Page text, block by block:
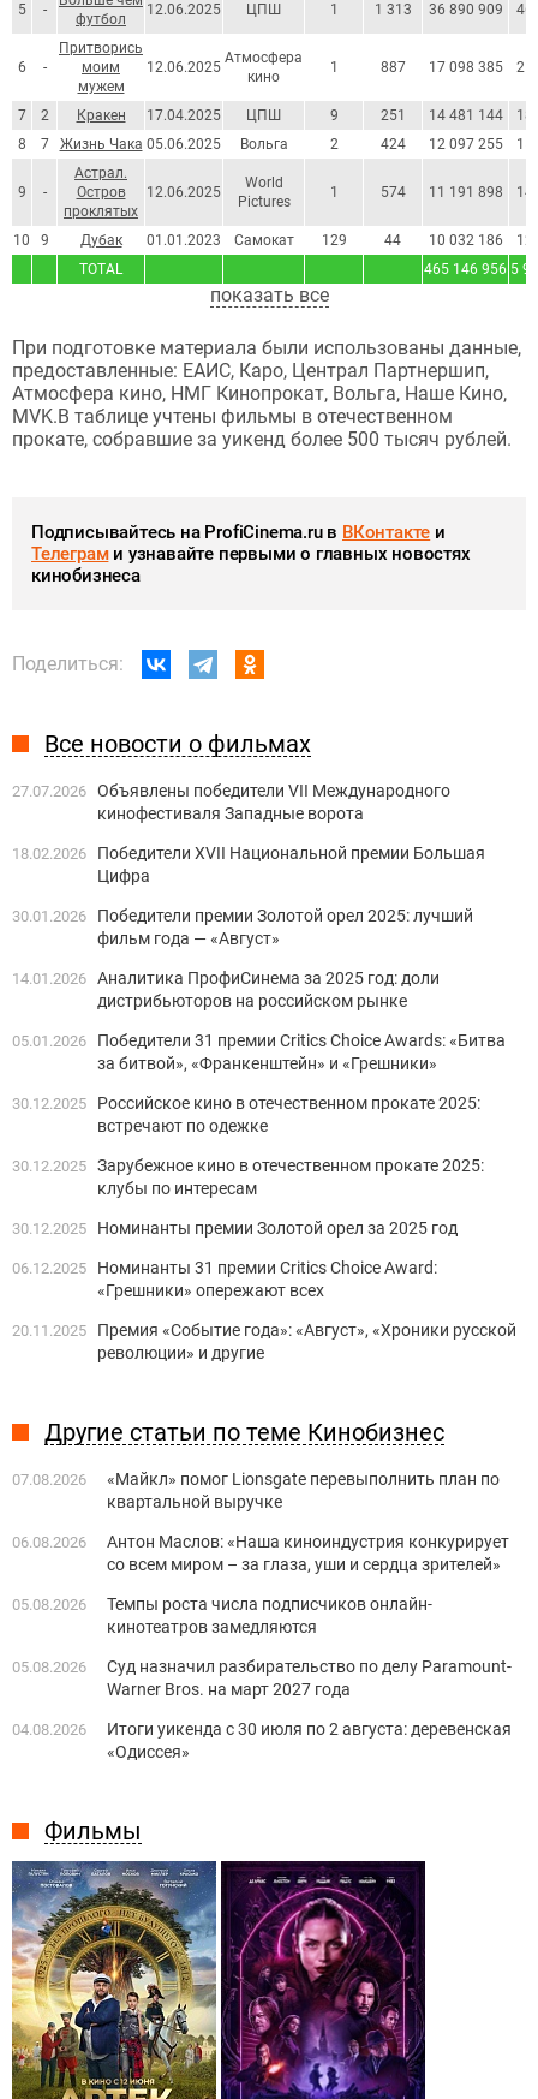
TOTAL 465 146 956 5
5 -
футбол
12.06.2025 ЦПШ 1 1 313 36 890 909
6 -
Притворись
моим
мужем
12.06.2025
Атмосфера
кино
1 887 17 098 385
7 2 Кракен 17.04.2025 ЦПШ 9 251 14 481 144
8
7 Жизнь Чака 05.06.2025 Вольга 2 424 12 097 255
9 -
Астрал.
Остров
проклятых
12.06.2025
World
Pictures
1 574 11 191 898
10 9 Дубак 01.01.2023 Самокат 129 44 10 032 186
показать все
При подготовке материала были использованы данные,
предоставленные: ЕАИС, Каро, Централ Партнершип,
Атмосфера кино, НМГ Кинопрокат, Вольга, Наше Кино,
MVK.В таблице учтены фильмы в отечественном
прокате, собравшие за уикенд более 500 тысяч рублей.
Подписывайтесь на ProfiCinema.ru в ВКонтакте и
Телеграми узнавайте первыми о главных новостях
кинобизнеса
Поделиться:
Фильмы
Все новости о фильмах
27.07.2026 Объявлены победители VII Международного
кинофестиваля Западные ворота
18.02.2026
Победители XVII Национальной премии Большая
Цифра
30.01.2026
Победители премии Золотой орел 2025: лучший
фильм года — «Август»
14.01.2026 Аналитика ПрофиСинема за 2025 год: доли
дистрибьюторов на российском рынке
05.01.2026
Победители 31 премии Critics Choice Awards: «Битва
за битвой», «Франкенштейн» и «Грешники»
30.12.2025
Российское кино в отечественном прокате 2025:
встречают по одежке
30.12.2025 Зарубежное кино в отечественном прокате 2025:
клубы по интересам
30.12.2025 Номинанты премии Золотой орел за 2025 год
06.12.2025
Номинанты 31 премии Critics Choice Award:
«Грешники» опережают всех
20.11.2025
Премия «Событие года»: «Август», «Хроники русской
революции» и другие
Другие статьи по теме Кинобизнес
07.08.2026
«Майкл» помог Lionsgate перевыполнить план по
квартальной выручке
06.08.2026
Антон Маслов: «Наша киноиндустрия конкурирует
со всем миром – за глаза, уши и сердца зрителей»
05.08.2026
Темпы роста числа подписчиков онлайн-
кинотеатров замедляются
05.08.2026
Суд назначил разбирательство по делу Paramount-
Warner Bros. на март 2027 года
04.08.2026
Итоги уикенда с 30 июля по 2 августа: деревенская
«Одиссея»